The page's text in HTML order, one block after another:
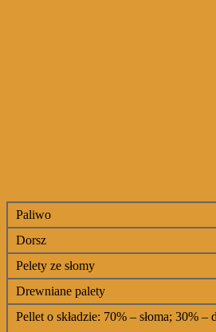
Paliwo
Dorsz
Pelety ze słomy
Drewniane palety
Pellet o składzie: 70% – słoma; 30% –